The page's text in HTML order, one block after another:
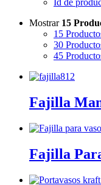
Id de
Mostrar 15
15
30
45
Fajilla
Fajilla